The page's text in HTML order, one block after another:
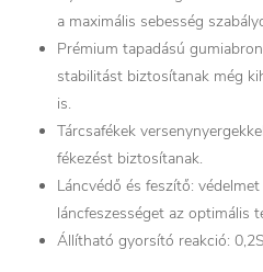
a maximális sebesség
Prémium tapadású
stabilitást biztosítanak még
is.
Tárcsafékek
fékezést biztosítanak.
Láncvédő és feszítő:
láncfeszességet az optimális
Állítható gyorsító reakció: